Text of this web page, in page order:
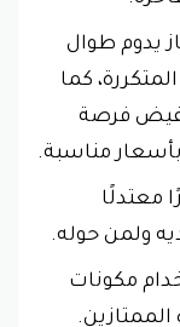
يدوم طوال
كما
فرصة
بأسعار مناسبة.
معتدلًا
ولمن حوله.
مكونات
الممتازين.